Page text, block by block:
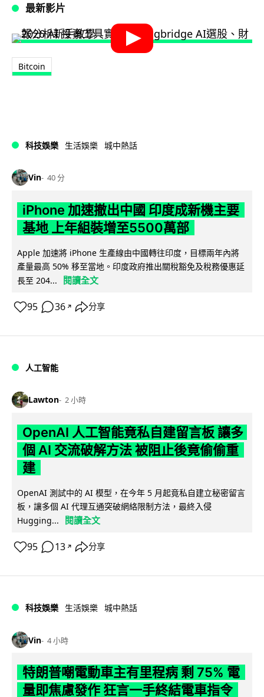
最新影片
Bitcoin
科技娛樂 生活娛樂 城中熱話
Vin 40 分
iPhone 加速撤出中國 印度成新機主要
基地 上年組裝增至5500萬部
Apple 加速將 iPhone 生產線由中國轉往印度，目標兩年內將
產量最高 50% 移至當地。印度政府推出關稅豁免及稅務優惠延
長至 204...
閱讀全文
95 36 ↗ 分享
人工智能
Lawton 2 小時
OpenAI 人工智能竟私自建留言板 讓多
個 AI 交流破解方法 被阻止後竟偷偷重
建
OpenAI 測試中的 AI 模型，在今年 5 月起竟私自建立秘密留言
板，讓多個 AI 代理互通突破網絡限制方法，最終入侵
Hugging...
閱讀全文
95 13 ↗ 分享
科技娛樂 生活娛樂 城中熱話
Vin 4 小時
特朗普嘲電動車主有里程病 剩 75% 電
量即焦慮發作 狂言一手終結電車指令